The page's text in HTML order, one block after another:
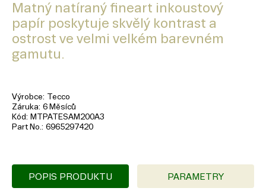
Matný natíraný fineart inkoustový
papír poskytuje skvělý kontrast a
ostrost ve velmi velkém barevném
gamutu.
Výrobce Tecco
Záruka 6 Měsíců
Kód
MTPATESAM200A3
Part No. 6965297420
POPIS PRODUKTU PARAMETRY